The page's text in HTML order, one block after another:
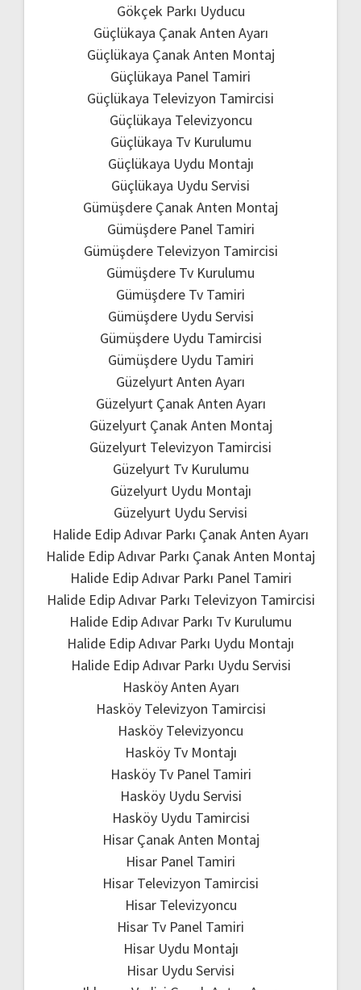
Gökçek Parkı Uyducu
Güçlükaya Çanak Anten Ayarı
Güçlükaya Çanak Anten Montaj
Güçlükaya Panel Tamiri
Güçlükaya Televizyon Tamircisi
Güçlükaya Televizyoncu
Güçlükaya Tv Kurulumu
Güçlükaya Uydu Montajı
Güçlükaya Uydu Servisi
Gümüşdere Çanak Anten Montaj
Gümüşdere Panel Tamiri
Gümüşdere Televizyon Tamircisi
Gümüşdere Tv Kurulumu
Gümüşdere Tv Tamiri
Gümüşdere Uydu Servisi
Gümüşdere Uydu Tamircisi
Gümüşdere Uydu Tamiri
Güzelyurt Anten Ayarı
Güzelyurt Çanak Anten Ayarı
Güzelyurt Çanak Anten Montaj
Güzelyurt Televizyon Tamircisi
Güzelyurt Tv Kurulumu
Güzelyurt Uydu Montajı
Güzelyurt Uydu Servisi
Halide Edip Adıvar Parkı Çanak Anten Ayarı
Halide Edip Adıvar Parkı Çanak Anten Montaj
Halide Edip Adıvar Parkı Panel Tamiri
Halide Edip Adıvar Parkı Televizyon Tamircisi
Halide Edip Adıvar Parkı Tv Kurulumu
Halide Edip Adıvar Parkı Uydu Montajı
Halide Edip Adıvar Parkı Uydu Servisi
Hasköy Anten Ayarı
Hasköy Televizyon Tamircisi
Hasköy Televizyoncu
Hasköy Tv Montajı
Hasköy Tv Panel Tamiri
Hasköy Uydu Servisi
Hasköy Uydu Tamircisi
Hisar Çanak Anten Montaj
Hisar Panel Tamiri
Hisar Televizyon Tamircisi
Hisar Televizyoncu
Hisar Tv Panel Tamiri
Hisar Uydu Montajı
Hisar Uydu Servisi